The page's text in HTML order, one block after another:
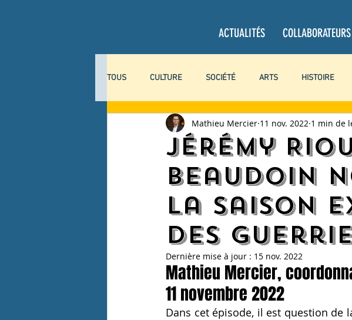
ACTUALITÉS
TOUS CULTURE SOCIÉTÉ ARTS HISTOIRE
COLLABORATEURS PROJETS
EXPLORACTION COVID-19 BOOKTUBE
Jérémy
Beaudoin
la saison
des
Mathieu Mercier 11 nov. 2022 1 min de
Dernière mise à jour : 15 nov. 2022
Mathieu Mercier,
11 novembre 2022
Dans cet épisode, il est question de